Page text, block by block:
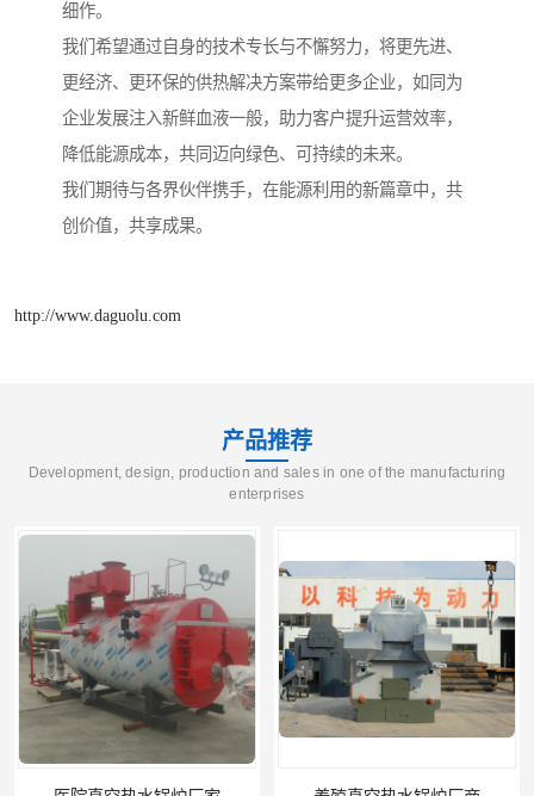
细作。
我们希望通过自身的技术专长与不懈努力，将更先进、
更经济、更环保的供热解决方案带给更多企业，如同为
企业发展注入新鲜血液一般，助力客户提升运营效率，
降低能源成本，共同迈向绿色、可持续的未来。
我们期待与各界伙伴携手，在能源利用的新篇章中，共
创价值，共享成果。
http://www.daguolu.com
产品推荐
Development, design, production and sales in one of the manufacturing
enterprises